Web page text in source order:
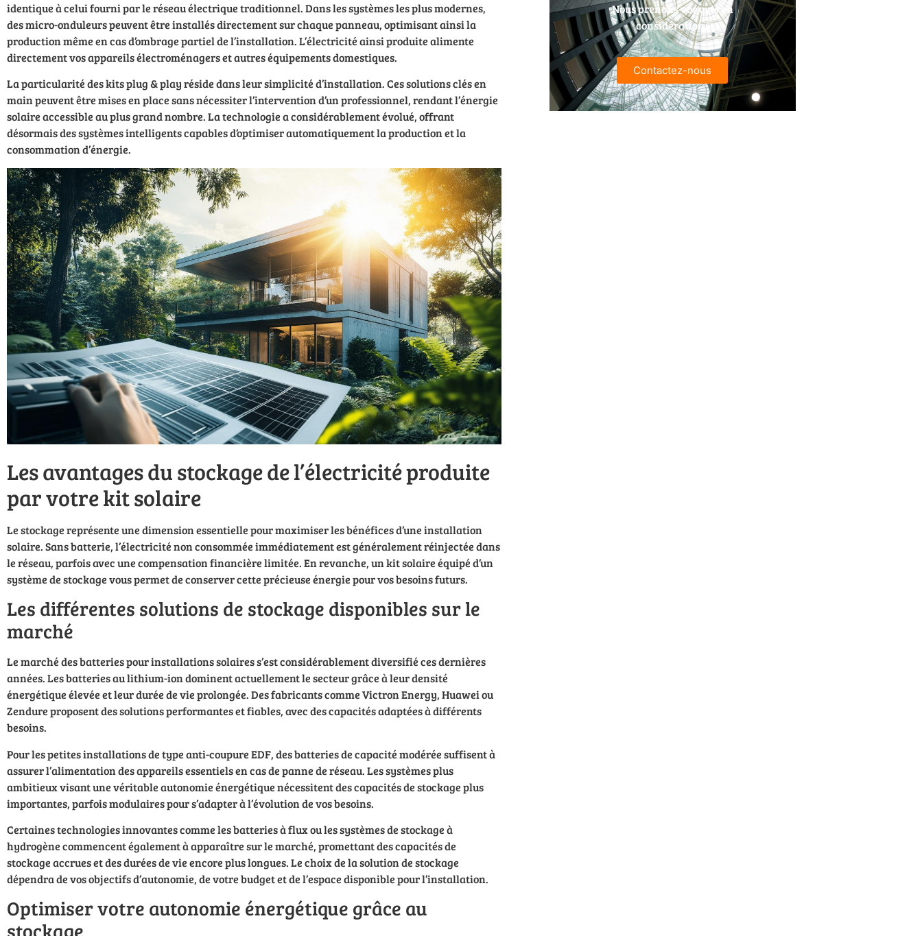
identique à celui fourni par le réseau électrique traditionnel. Dans les systèmes les plus modernes,
des micro-onduleurs peuvent être installés directement sur chaque panneau, optimisant ainsi la
production même en cas d’ombrage partiel de l’installation. L’électricité ainsi produite alimente
directement vos appareils électroménagers et autres équipements domestiques.
La particularité des kits plug & play réside dans leur simplicité d’installation. Ces solutions clés en
main peuvent être mises en place sans nécessiter l’intervention d’un professionnel, rendant l’énergie
solaire accessible au plus grand nombre. La technologie a considérablement évolué, offrant
désormais des systèmes intelligents capables d’optimiser automatiquement la production et la
consommation d’énergie.
Les avantages du stockage de l’électricité produite
par votre kit solaire
Le stockage représente une dimension essentielle pour maximiser les bénéfices d’une installation
solaire. Sans batterie, l’électricité non consommée immédiatement est généralement réinjectée dans
le réseau, parfois avec une compensation financière limitée. En revanche, un kit solaire équipé d’un
système de stockage vous permet de conserver cette précieuse énergie pour vos besoins futurs.
Les différentes solutions de stockage disponibles sur le
marché
Le marché des batteries pour installations solaires s’est considérablement diversifié ces dernières
années. Les batteries au lithium-ion dominent actuellement le secteur grâce à leur densité
énergétique élevée et leur durée de vie prolongée. Des fabricants comme Victron Energy, Huawei ou
Zendure proposent des solutions performantes et fiables, avec des capacités adaptées à différents
besoins.
Pour les petites installations de type anti-coupure EDF, des batteries de capacité modérée suffisent à
assurer l’alimentation des appareils essentiels en cas de panne de réseau. Les systèmes plus
ambitieux visant une véritable autonomie énergétique nécessitent des capacités de stockage plus
importantes, parfois modulaires pour s’adapter à l’évolution de vos besoins.
Certaines technologies innovantes comme les batteries à flux ou les systèmes de stockage à
hydrogène commencent également à apparaître sur le marché, promettant des capacités de
stockage accrues et des durées de vie encore plus longues. Le choix de la solution de stockage
dépendra de vos objectifs d’autonomie, de votre budget et de l’espace disponible pour l’installation.
Optimiser votre autonomie énergétique grâce au
stockage
Nous prenons vos avis en
considération.
Contactez-nous